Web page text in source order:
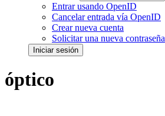
Entrar usando OpenID
Cancelar entrada vía OpenID
Crear nueva cuenta
Solicitar una nueva contraseña
óptico